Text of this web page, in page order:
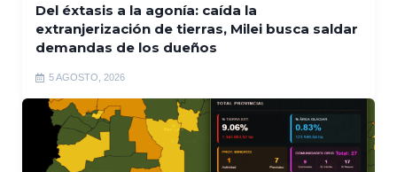
Del éxtasis a la agonía: caída la
extranjerización de tierras, Milei busca saldar
demandas de los dueños
5 AGOSTO, 2026